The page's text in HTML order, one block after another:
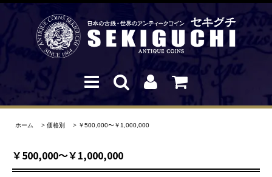
ホーム > 価格別 > ￥500,000〜￥1,000,000
￥500,000〜￥1,000,000